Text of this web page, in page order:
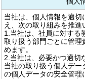
当社は、個人情報を適
え、次の取り組みを推進
1.当社は、社員に対する
取り扱う部門ごとに管理
めます。
2.当社は、必要かつ適切
当社の取り扱う個人デ
の個人データの安全管理